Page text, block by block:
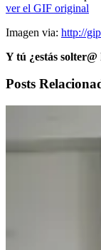
ver el GIF original
Imagen via: http://
Y tú ¿estás solter@
Posts